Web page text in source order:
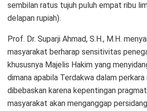
sembilan ratus tujuh puluh empat ribu
delapan rupiah).
Prof. Dr. Suparji Ahmad, S.H., M.H.
masyarakat berharap sensitivitas
khususnya Majelis Hakim yang
dimana apabila Terdakwa dalam
dibebaskan karena kepentingan
masyarakat akan menganggap